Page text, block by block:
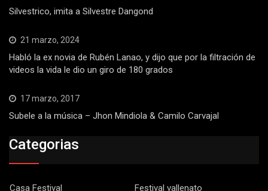
Silvestrico, imita a Silvestre Dangond
21 marzo, 2024
Habló la ex novia de Rubén Lanao, y dijo que por la filtración de
videos la vida le dio un giro de 180 grados
17 marzo, 2017
Subele a la música – Jhon Mindiola & Camilo Carvajal
Categorias
Casa Festival
Festival vallenato